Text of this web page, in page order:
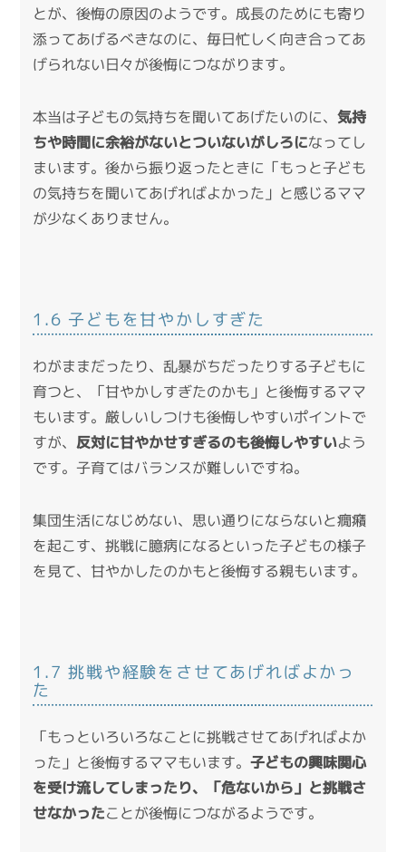
とが、後悔の原因のようです。成長のためにも寄り
添ってあげるべきなのに、毎日忙しく向き合ってあ
げられない日々が後悔につながります。
本当は子どもの気持ちを聞いてあげたいのに、気持
ちや時間に余裕がないとついないがしろになってし
まいます。後から振り返ったときに「もっと子ども
の気持ちを聞いてあげればよかった」と感じるママ
が少なくありません。
1.6 子どもを甘やかしすぎた
わがままだったり、乱暴がちだったりする子どもに
育つと、「甘やかしすぎたのかも」と後悔するママ
もいます。厳しいしつけも後悔しやすいポイントで
すが、反対に甘やかせすぎるのも後悔しやすいよう
です。子育てはバランスが難しいですね。
集団生活になじめない、思い通りにならないと癇癪
を起こす、挑戦に臆病になるといった子どもの様子
を見て、甘やかしたのかもと後悔する親もいます。
1.7 挑戦や経験をさせてあげればよかっ
た
「もっといろいろなことに挑戦させてあげればよか
った」と後悔するママもいます。子どもの興味関心
を受け流してしまったり、「危ないから」と挑戦さ
せなかったことが後悔につながるようです。